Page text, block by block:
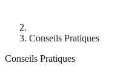
Conseils Pratiques
Conseils Pratiques